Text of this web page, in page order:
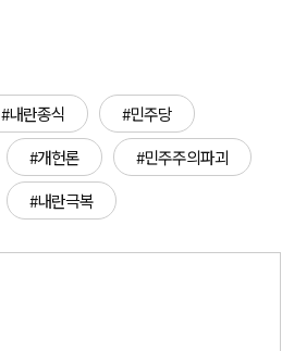
#내란종식
#민주당
#개헌론
#민주주의파괴
#내란극복